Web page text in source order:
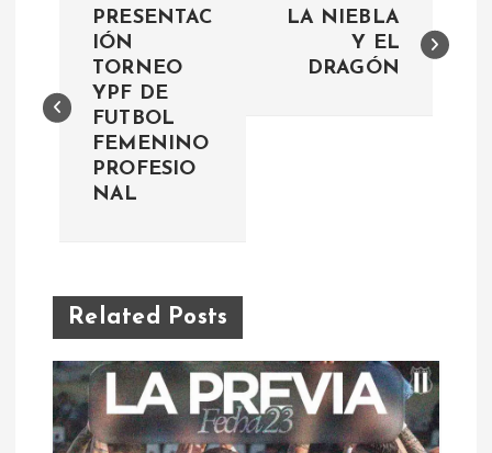
v
ó
PRESENTAC
IÓN
TORNEO
YPF DE
FUTBOL
FEMENINO
PROFESIO
NAL
LA NIEBLA
Y EL
DRAGÓN
Related Posts